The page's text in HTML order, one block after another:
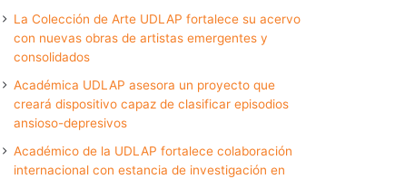
La Colección de Arte UDLAP fortalece su acervo
con nuevas obras de artistas emergentes y
consolidados
Académica UDLAP asesora un proyecto que
creará dispositivo capaz de clasificar episodios
ansioso-depresivos
Académico de la UDLAP fortalece colaboración
internacional con estancia de investigación en